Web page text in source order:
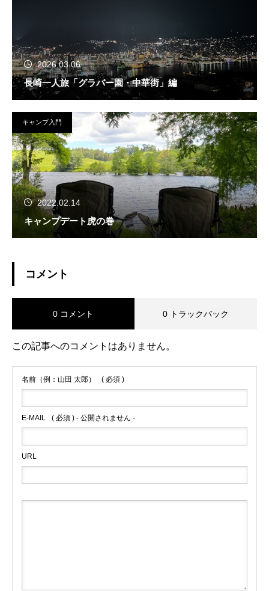
2026.03.06
長崎一人旅「グラバー園・中華街」編
キャンプ入門
2022.02.14
キャンプデート虎の巻
コメント
0 コメント 0 トラックバック
この記事へのコメントはありません。
名前（例：山田 太郎） ( 必須 )
E-MAIL ( 必須 ) - 公開されません -
URL